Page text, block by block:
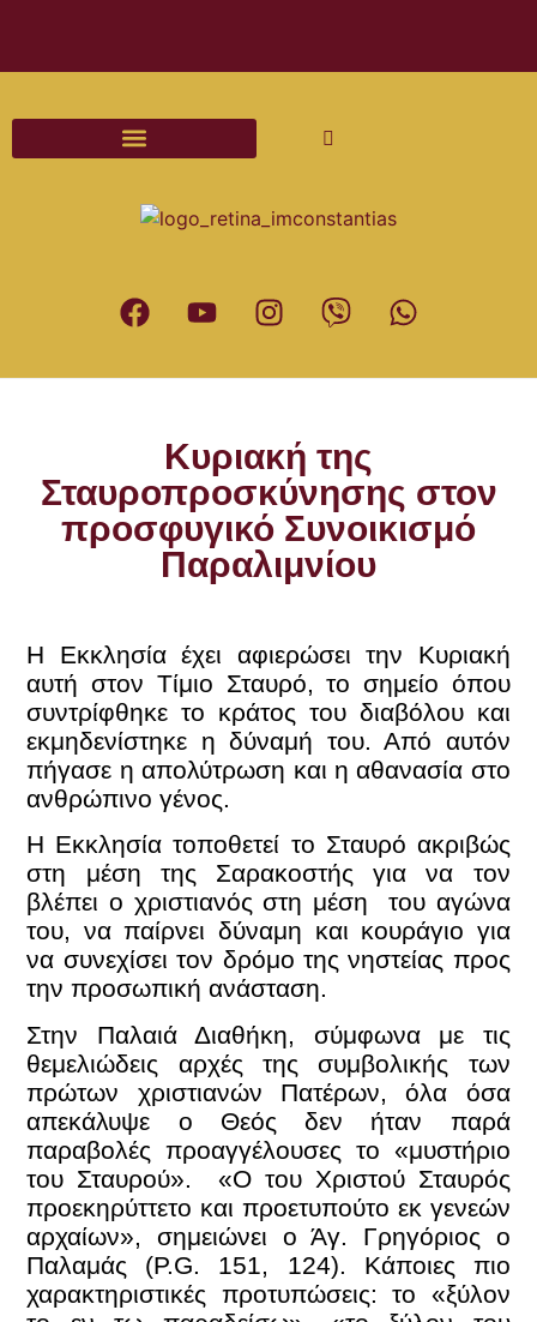
Κυριακή της
Σταυροπροσκύνησης στον
προσφυγικό Συνοικισμό
Παραλιμνίου
Η Εκκλησία έχει αφιερώσει την Κυριακή
αυτή στον Τίμιο Σταυρό, το σημείο όπου
συντρίφθηκε το κράτος του διαβόλου και
εκμηδενίστηκε η δύναμή του. Από αυτόν
πήγασε η απολύτρωση και η αθανασία στο
ανθρώπινο γένος.
Η Εκκλησία τοποθετεί το Σταυρό ακριβώς
στη μέση της Σαρακοστής για να τον
βλέπει ο χριστιανός στη μέση του αγώνα
του, να παίρνει δύναμη και κουράγιο για
να συνεχίσει τον δρόμο της νηστείας προς
την προσωπική ανάσταση.
Στην Παλαιά Διαθήκη, σύμφωνα με τις
θεμελιώδεις αρχές της συμβολικής των
πρώτων χριστιανών Πατέρων, όλα όσα
απεκάλυψε ο Θεός δεν ήταν παρά
παραβολές προαγγέλουσες το «μυστήριο
του Σταυρού». «Ο του Χριστού Σταυρός
προεκηρύττετο και προετυπούτο εκ γενεών
αρχαίων», σημειώνει ο Άγ. Γρηγόριος ο
Παλαμάς (P.G. 151, 124). Κάποιες πιο
χαρακτηριστικές προτυπώσεις: το «ξύλον